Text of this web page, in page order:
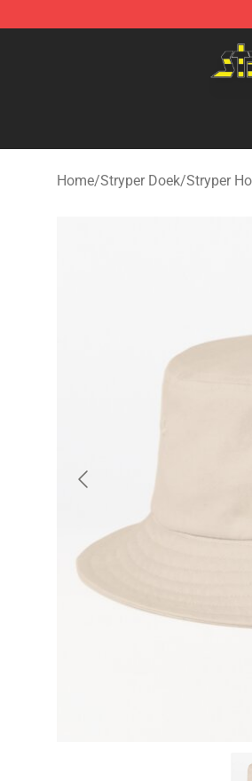
Stryper Store - Official Stryper
Home/Stryper Doek/Stryper